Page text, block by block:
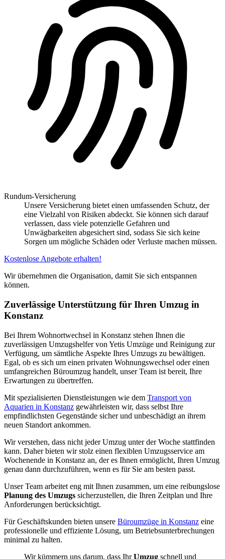
Rundum-Versicherung
Unsere Versicherung bietet einen umfassenden Schutz, der
eine Vielzahl von Risiken abdeckt. Sie können sich darauf
verlassen, dass viele potenzielle Gefahren und
Unwägbarkeiten abgesichert sind, sodass Sie sich keine
Sorgen um mögliche Schäden oder Verluste machen müssen.
Kostenlose Angebote erhalten!
Wir übernehmen die Organisation, damit Sie sich entspannen
können.
Zuverlässige Unterstützung für Ihren Umzug in
Konstanz
Bei Ihrem Wohnortwechsel in Konstanz stehen Ihnen die
zuverlässigen Umzugshelfer von Yetis Umzüge und Reinigung zur
Verfügung, um sämtliche Aspekte Ihres Umzugs zu bewältigen.
Egal, ob es sich um einen privaten Wohnungswechsel oder einen
umfangreichen Büroumzug handelt, unser Team ist bereit, Ihre
Erwartungen zu übertreffen.
Mit spezialisierten Dienstleistungen wie dem Transport von
Aquarien in Konstanz gewährleisten wir, dass selbst Ihre
empfindlichsten Gegenstände sicher und unbeschädigt an ihrem
neuen Standort ankommen.
Wir verstehen, dass nicht jeder Umzug unter der Woche stattfinden
kann. Daher bieten wir stolz einen flexiblen Umzugsservice am
Wochenende in Konstanz an, der es Ihnen ermöglicht, Ihren Umzug
genau dann durchzuführen, wenn es für Sie am besten passt.
Unser Team arbeitet eng mit Ihnen zusammen, um eine reibungslose
Planung des Umzugs sicherzustellen, die Ihren Zeitplan und Ihre
Anforderungen berücksichtigt.
Für Geschäftskunden bieten unsere Büroumzüge in Konstanz eine
professionelle und effiziente Lösung, um Betriebsunterbrechungen
minimal zu halten.
Wir kümmern uns darum, dass IhrUmzug schnell und